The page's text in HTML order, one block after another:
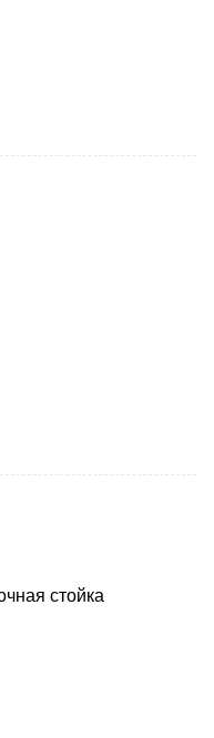
стойка